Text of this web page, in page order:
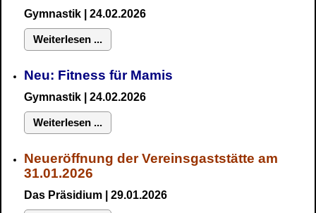
Gymnastik | 24.02.2026
Weiterlesen ...
Neu: Fitness für Mamis
Gymnastik | 24.02.2026
Weiterlesen ...
Neueröffnung der Vereinsgaststätte am
31.01.2026
Das Präsidium | 29.01.2026